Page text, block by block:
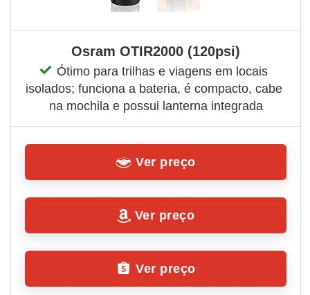
Osram OTIR2000 (120psi)
Ótimo para trilhas e viagens em locais
isolados; funciona a bateria, é compacto, cabe
na mochila e possui lanterna integrada
Ver preço
Ver preço
Ver preço